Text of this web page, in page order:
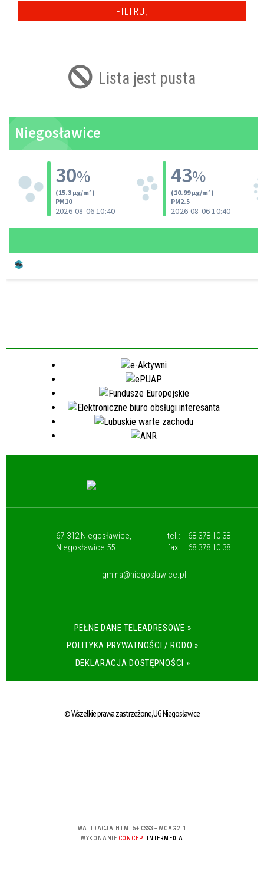
Lista jest pusta
67-312 Niegosławice,
Niegosławice 55
tel.:
68 378 10 38
fax.:
68 378 10 38
gmina@niegoslawice.pl
PEŁNE DANE TELEADRESOWE »
POLITYKA PRYWATNOŚCI / RODO »
DEKLARACJA DOSTĘPNOŚCI »
© Wszelkie prawa zastrzeżone, UG Niegosławice
WALIDACJA: HTML5+ CSS3 +WCAG 2.1
WYKONANIE CONCEPT INTERMEDIA